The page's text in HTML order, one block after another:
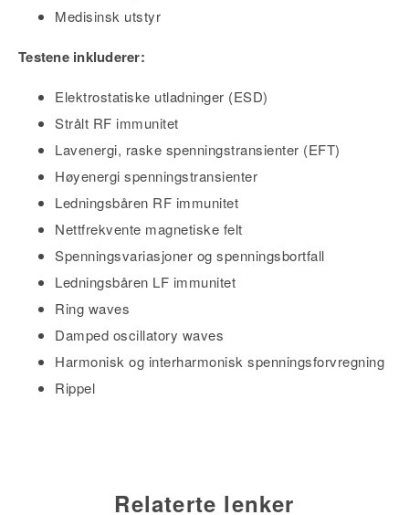
Medisinsk utstyr
Testene inkluderer:
Elektrostatiske utladninger (ESD)
Strålt RF immunitet
Lavenergi, raske spenningstransienter (EFT)
Høyenergi spenningstransienter
Ledningsbåren RF immunitet
Nettfrekvente magnetiske felt
Spenningsvariasjoner og spenningsbortfall
Ledningsbåren LF immunitet
Ring waves
Damped oscillatory waves
Harmonisk og interharmonisk spenningsforvregning
Rippel
Relaterte lenker